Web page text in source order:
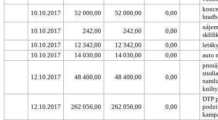
10.10.2017
52 000,00 52 000,00 0,00
10.10.2017
242,00 242,00 0,00
10.10.2017
12 342,00 12 342,00 0,00
10.10.2017
14 030,00 14 030,00 0,00 auto
12.10.2017 48 400,00 48 400,00 0,00
12.10.2017 262 056,00 262 056,00 0,00
DTP